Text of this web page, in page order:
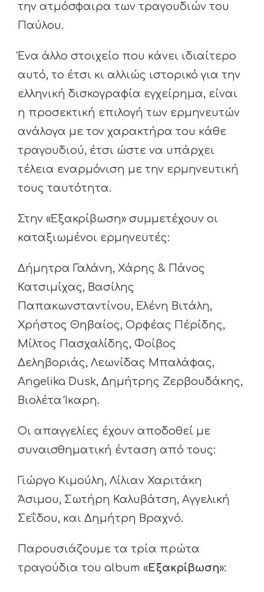
την ατμόσφαιρα των τραγουδιών του
Παύλου.
Ένα άλλο στοιχείο που κάνει ιδιαίτερο
αυτό, το έτσι κι αλλιώς ιστορικό για την
ελληνική δισκογραφία εγχείρημα, είναι
η προσεκτική επιλογή των ερμηνευτών
ανάλογα με τον χαρακτήρα του κάθε
τραγουδιού, έτσι ώστε να υπάρχει
τέλεια εναρμόνιση με την ερμηνευτική
τους ταυτότητα.
Στην «Εξακρίβωση» συμμετέχουν οι
καταξιωμένοι ερμηνευτές:
Δήμητρα Γαλάνη, Χάρης & Πάνος
Κατσιμίχας, Βασίλης
Παπακωνσταντίνου, Ελένη Βιτάλη,
Χρήστος Θηβαίος, Ορφέας Πέρίδης,
Μίλτος Πασχαλίδης, Φοίβος
Δεληβοριάς, Λεωνίδας Μπαλάφας,
Angelika Dusk, Δημήτρης Ζερβουδάκης,
Βιολέτα Ίκαρη.
Οι απαγγελίες έχουν αποδοθεί με
συναισθηματική ένταση από τους:
Γιώργο Κιμούλη, Λίλιαν Χαριτάκη
Άσιμου, Σωτήρη Καλυβάτση, Αγγελική
Σεΐδου, και Δημήτρη Βραχνό.
Παρουσιάζουμε τα τρία πρώτα
τραγούδια του album «Εξακρίβωση»: